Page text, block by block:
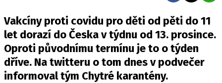
OSOBNÍ ÚDAJE / COOKIES
VOLNÁ MÍSTA
Vakcíny proti covidu pro děti od pěti do 11
let dorazí do Česka v týdnu od 13. prosince.
Oproti původnímu termínu je to o týden
dříve. Na twitteru o tom dnes v podvečer
informoval tým Chytré karantény.